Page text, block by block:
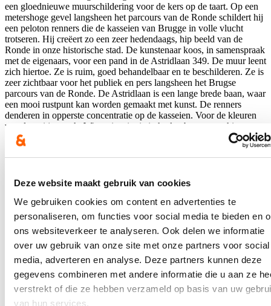
Deze website maakt gebruik van cookies
We gebruiken cookies om content en advertenties te
personaliseren, om functies voor social media te bieden en
ons websiteverkeer te analyseren. Ook delen we informatie
over uw gebruik van onze site met onze partners voor social
media, adverteren en analyse. Deze partners kunnen deze
gegevens combineren met andere informatie die u aan ze
verstrekt of die ze hebben verzameld op basis van uw
van hun services.
een gloednieuwe muurschildering voor de kers op de taart. Op een
metershoge gevel langsheen het parcours van de Ronde schildert hij
een peloton renners die de kasseien van Brugge in volle vlucht
trotseren. Hij creëert zo een zeer hedendaags, hip beeld van de
Ronde in onze historische stad. De kunstenaar koos, in samenspraak
met de eigenaars, voor een pand in de Astridlaan 349. De muur leent
zich hiertoe. Ze is ruim, goed behandelbaar en te beschilderen. Ze is
zeer zichtbaar voor het publiek en pers langsheen het Brugse
parcours van de Ronde. De Astridlaan is een lange brede baan, waar
een mooi rustpunt kan worden gemaakt met kunst. De renners
denderen in opperste concentratie op de kasseien. Voor de kleuren
van de truitjes zocht Wietse inspiratie in herkenbare retro-shirts,
onder meer die van de Dudzeelse (Brugse) tourrenner Georges
Vandenberghe.
de passage van de Ronde in 2023, maar vormt ook een mooie
referentie aan de komende edities van de Ronde in Brugge. De
muur in de Astridlaan vormt een blijvende sportieve en artistieke
blikvanger voor Brugge en deelgemeente Assebroek.
Nieuws
Plenaire vraag over de hervormingen van de
brandweer
25/06/26